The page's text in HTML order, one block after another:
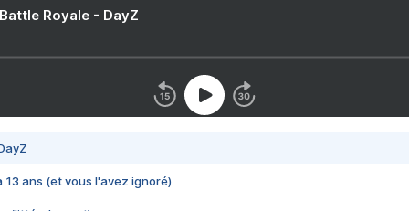
Royale - DayZ
13 ans (et vous l'avez ignoré)